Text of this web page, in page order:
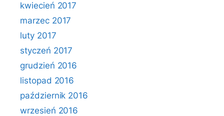
kwiecień 2017
marzec 2017
luty 2017
styczeń 2017
grudzień 2016
listopad 2016
październik 2016
wrzesień 2016